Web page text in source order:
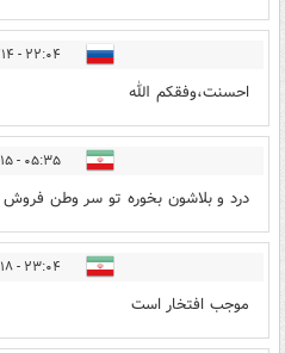
۲۲:۰۴ - ۱۴۰۰/۱۲/۱۴
احسنت،وفقكم الله
۰۵:۳۵ - ۱۴۰۰/۱۲/۱۵
درد و بلاشون بخوره تو سر وطن
۲۳:۰۴ - ۱۴۰۰/۱۲/۱۸
موجب افتخار است